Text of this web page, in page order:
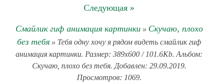
Следующая »
Смайлик гиф анимация картинки» Скучаю, плохо
без тебя » Тебя одну хочу я рядом видеть смайлик гиф
анимация картинки. Размер: 389x600 / 101.6Kb. Альбом:
Скучаю, плохо без тебя. Добавлен: 29.09.2019.
Просмотров: 1069.